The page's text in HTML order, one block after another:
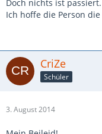
Doch nichts ist
Ich hoffe die Person
CriZe
Schüler
3. August 2014